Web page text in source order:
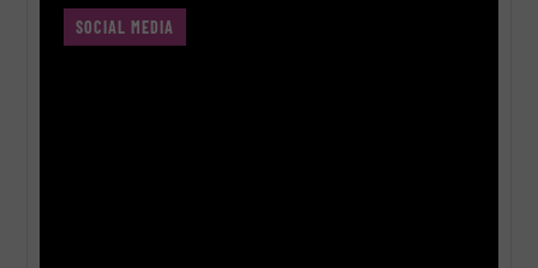
SOCIAL MEDIA